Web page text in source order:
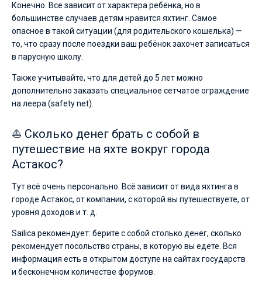
Конечно. Все зависит от характера ребёнка, но в
большинстве случаев детям нравится яхтинг. Самое
опасное в такой ситуации (для родительского кошелька) —
то, что сразу после поездки ваш ребёнок захочет записаться
в парусную школу.
Также учитывайте, что для детей до 5 лет можно
дополнительно заказать специальное сетчатое ограждение
на леера (safety net).
⛵ Сколько денег брать с собой в
путешествие на яхте вокруг города
Астакос?
Тут всё очень персонально. Всё зависит от вида яхтинга в
городе Астакос, от компании, с которой вы путешествуете, от
уровня доходов и т. д.
Sailica рекомендует: берите с собой столько денег, сколько
рекомендует посольство страны, в которую вы едете. Вся
информация есть в открытом доступе на сайтах государств
и бесконечном количестве форумов.